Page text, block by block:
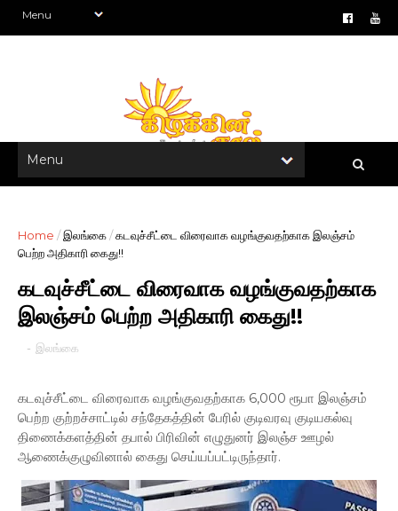
Home /இலங்கை/கடவுச்சீட்டை விரைவாக வழங்குவதற்காக இலஞ்சம்
பெற்ற அதிகாரி கைது!!
கடவுச்சீட்டை விரைவாக வழங்குவதற்காக
இலஞ்சம் பெற்ற அதிகாரி கைது!!
- இலங்கை
கடவுச்சீட்டை விரைவாக வழங்குவதற்காக 6,000 ரூபா இலஞ்சம்
பெற்ற குற்றச்சாட்டில் சந்தேகத்தின் பேரில் குடிவரவு குடியகல்வு
திணைக்களத்தின் தபால் பிரிவின் எழுதுனர் இலஞ்ச ஊழல்
ஆணைக்குழுவினால் கைது செய்யப்பட்டிருந்தார்.